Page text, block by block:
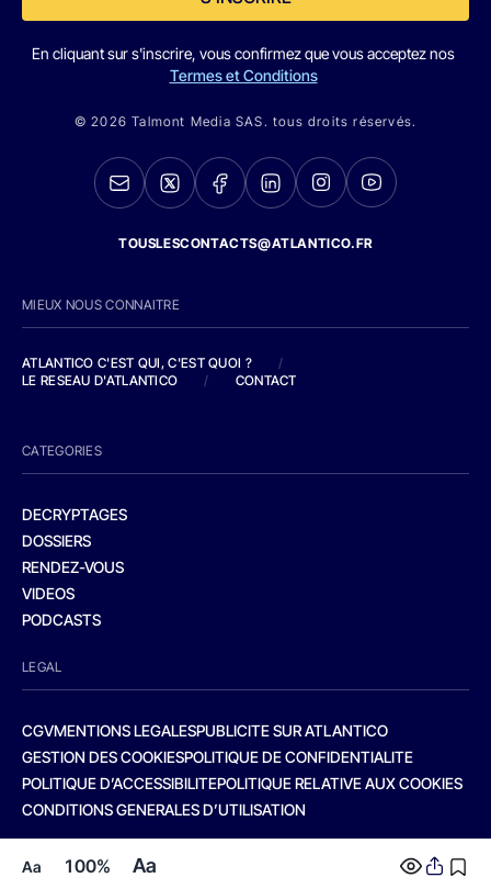
Aa 100% Aa
En cliquant sur s'inscrire, vous confirmez que vous acceptez nos
Termes et Conditions
© 2026 Talmont Media SAS. tous droits réservés.
TOUSLESCONTACTS@ATLANTICO.FR
MIEUX NOUS CONNAITRE
ATLANTICO C'EST QUI, C'EST QUOI ?
/
LE RESEAU D'ATLANTICO
/ CONTACT
CATEGORIES
DECRYPTAGES
DOSSIERS
RENDEZ-VOUS
VIDEOS
PODCASTS
LEGAL
CGVMENTIONS LEGALESPUBLICITE SUR ATLANTICO
GESTION DES COOKIESPOLITIQUE DE CONFIDENTIALITE
POLITIQUE D’ACCESSIBILITEPOLITIQUE RELATIVE AUX COOKIES
CONDITIONS GENERALES D’UTILISATION